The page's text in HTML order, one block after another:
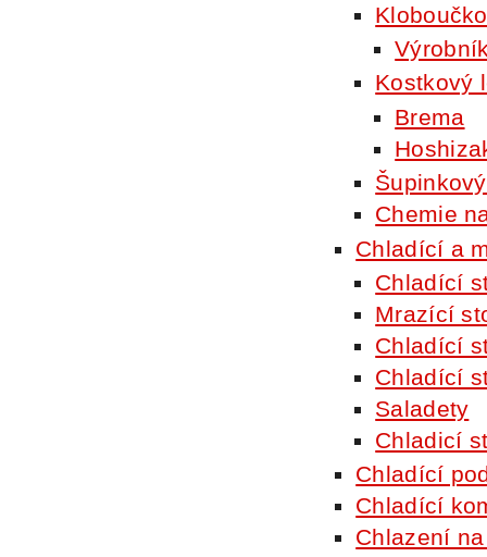
Kostkový
Brema
Chemie
Chladící a
Chladící
Mrazící
Chladící
Chladící
Saladety
Chladicí
Chladící
Chladící
Chlazení